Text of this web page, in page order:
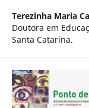
Terezinha Maria
Doutora em
Santa Catarina.